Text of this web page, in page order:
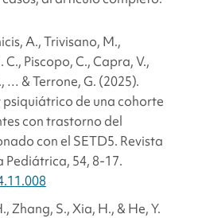
A., Trivisano, M.,
Piscopo, C., Capra, V.,
… & Terrone, G. (2025).
de una cohorte
con trastorno del
con el SETD5. Revista
Pediátrica, 54, 8-17.
Zhang, S., Xia, H., & He, Y.